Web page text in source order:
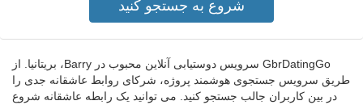
GbrDatingGo سرویس دوستیابی آنلاین محبوب در Barry، بریتانیا. از
طریق سرویس جستجوی هوشمند پروژه، شرکای روابط عاشقانه جدی را
در بین کاربران جالب جستجو کنید. می توانید یک رابطه عاشقانه شروع